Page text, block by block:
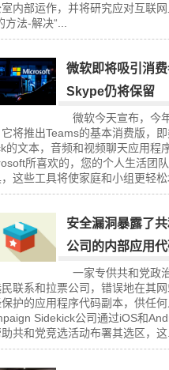
内部运作，并将研究应对互联网
方法-解决“...
微软即将吸引消
Skype仍将保留
微软今天宣布，今
将推出Teams的基本消费版，
的文本，音频和视频聊天应用程
所喜欢的，您的个人生活团
这些工具将使家庭和小组更轻松
安全漏洞暴露了
公司的内部应用
一家专供共和党政
联系和拉票公司，错误地在其
护的应用程序代码副本，供任何
Sidekick公司通过iOS和
共和党竞选活动布署其选区，这